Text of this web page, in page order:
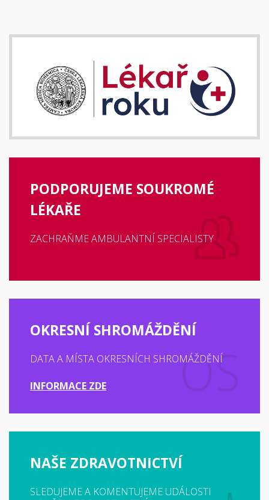
PODPORUJEME SOUKROMÉ
LÉKAŘE
ZACHRAŇME AMBULANTNÍ SPECIALISTY
OKRESNÍ SHROMÁŽDĚNÍ
DATA A MÍSTA OKRESNÍCH SHROMÁŽDĚNÍ
INFORMACE ZDE
NAŠE ZDRAVOTNICTVÍ
SLEDUJEME A KOMENTUJEME UDÁLOSTI